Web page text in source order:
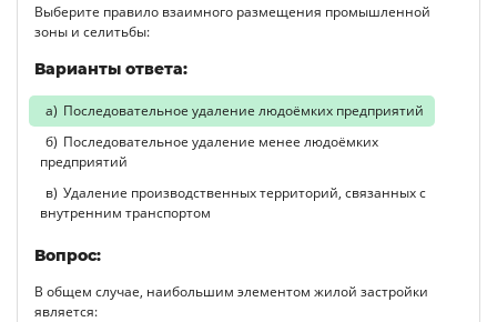
Выберите правило взаимного размещения промышленной
зоны и селитьбы:
Варианты ответа:
Последовательное удаление людоёмких предприятий
Последовательное удаление менее людоёмких
предприятий
Удаление производственных территорий, связанных с
внутренним транспортом
Вопрос:
В общем случае, наибольшим элементом жилой застройки
является: